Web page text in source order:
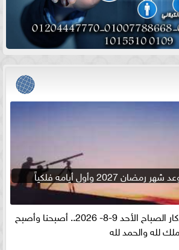
أذكار الصباح الأحد 9-8- 2026.. أصبحنا وأصبح
لله والحمد لله